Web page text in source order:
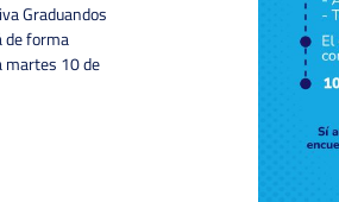
Graduandos
de forma
martes 10 de